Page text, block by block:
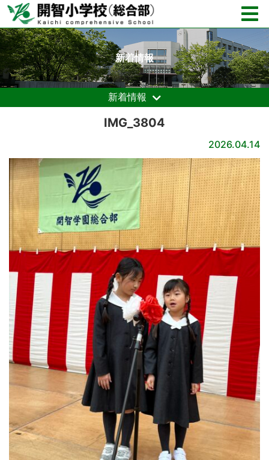
新着情報
新着情報
IMG_3804
2026.04.14